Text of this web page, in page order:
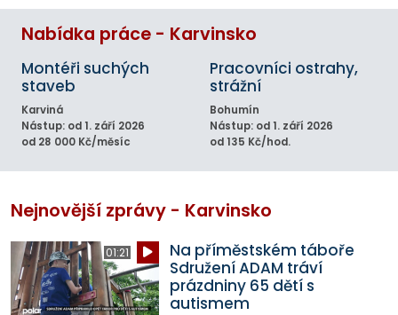
Nabídka práce - Karvinsko
Montéři suchých
staveb
Karviná
Nástup: od 1. září 2026
od 28 000 Kč/měsíc
Pracovníci ostrahy,
strážní
Bohumín
Nástup: od 1. září 2026
od 135 Kč/hod.
Nejnovější zprávy - Karvinsko
01:21
Na příměstském táboře
Sdružení ADAM tráví
prázdniny 65 dětí s
autismem